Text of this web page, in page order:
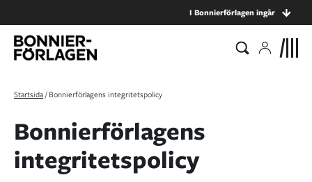
I Bonnierförlagen ingår
Startsida/Bonnierförlagens integritetspolicy
Bonnierförlagens
integritetspolicy